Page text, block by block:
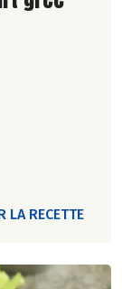
LA RECETTE